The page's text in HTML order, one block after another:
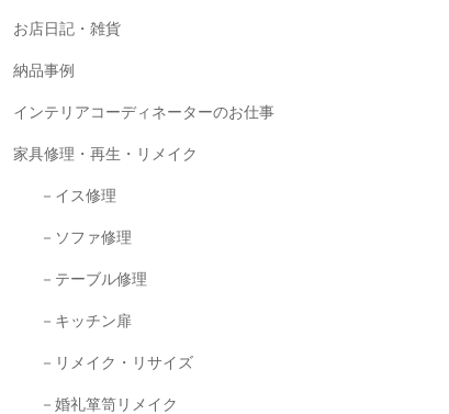
お店日記・雑貨
納品事例
インテリアコーディネーターのお仕事
家具修理・再生・リメイク
－イス修理
－ソファ修理
－テーブル修理
－キッチン扉
－リメイク・リサイズ
－婚礼箪笥リメイク